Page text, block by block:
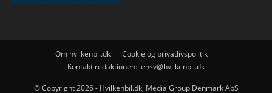
Om hvilkenbil.dk
Cookie og privatlivspolitik
Kontakt redaktionen: jensv@hvilkenbil.dk
© Copyright 2026 - Hvilkenbil.dk, Media Group Denmark ApS